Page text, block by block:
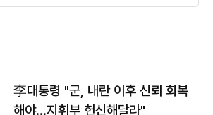
李대통령 "군, 내란 이후 신뢰 회복
해야…지휘부 헌신해달라"